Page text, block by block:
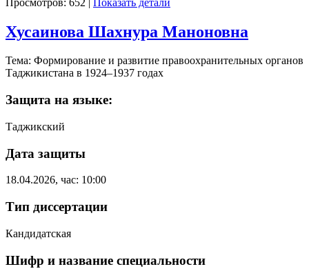
Хусаинова Шахнура Маноновна
Тема: Формирование и развитие правоохранительных органов
Таджикистана в 1924–1937 годах
Защита на языке:
Таджикский
Дата защиты
18.04.2026, час: 10:00
Тип диссертации
Кандидатская
Шифр и название специальности